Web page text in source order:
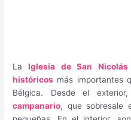
LaIglesia de San Nicolás
históricos más importantes
Bélgica. Desde el
campanario, que sobresale